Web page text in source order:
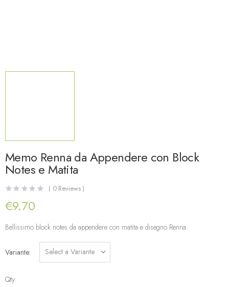
Memo Renna da Appendere con Block
Notes e Matita
( 0Reviews )
€9.70
Bellissimo block notes da appendere con matita e disegno Renna
Variante
Qty: